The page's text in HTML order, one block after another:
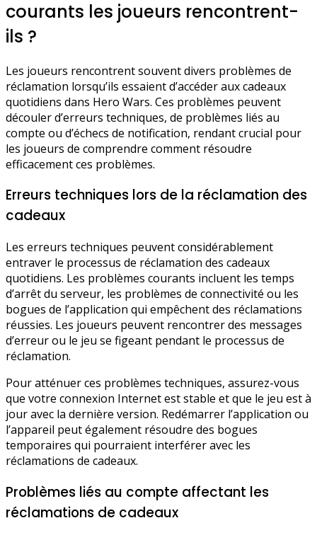
courants les joueurs rencontrent-
ils ?
Les joueurs rencontrent souvent divers problèmes de
réclamation lorsqu’ils essaient d’accéder aux cadeaux
quotidiens dans Hero Wars. Ces problèmes peuvent
découler d’erreurs techniques, de problèmes liés au
compte ou d’échecs de notification, rendant crucial pour
les joueurs de comprendre comment résoudre
efficacement ces problèmes.
Erreurs techniques lors de la réclamation des
cadeaux
Les erreurs techniques peuvent considérablement
entraver le processus de réclamation des cadeaux
quotidiens. Les problèmes courants incluent les temps
d’arrêt du serveur, les problèmes de connectivité ou les
bogues de l’application qui empêchent des réclamations
réussies. Les joueurs peuvent rencontrer des messages
d’erreur ou le jeu se figeant pendant le processus de
réclamation.
Pour atténuer ces problèmes techniques, assurez-vous
que votre connexion Internet est stable et que le jeu est à
jour avec la dernière version. Redémarrer l’application ou
l’appareil peut également résoudre des bogues
temporaires qui pourraient interférer avec les
réclamations de cadeaux.
Problèmes liés au compte affectant les
réclamations de cadeaux